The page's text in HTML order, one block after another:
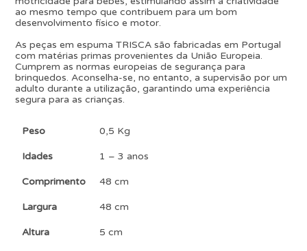
ao mesmo tempo que contribuem para um bom
desenvolvimento físico e motor.
As peças em espuma TRISCA são fabricadas em Portugal
com matérias primas provenientes da União Europeia.
Cumprem as normas europeias de segurança para
brinquedos. Aconselha-se, no entanto, a supervisão por um
adulto durante a utilização, garantindo uma experiência
segura para as crianças.
Peso 0,5 Kg
Idades 1 – 3 anos
Comprimento 48 cm
Largura 48 cm
Altura 5 cm